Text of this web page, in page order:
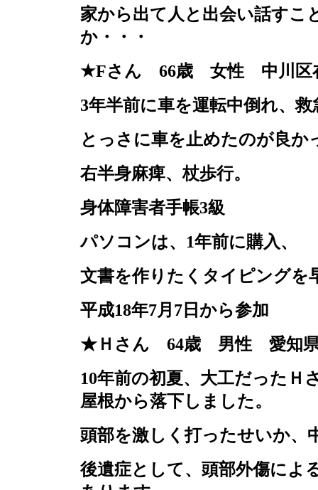
家から出て人と出会い話すこ
か・・・
★Fさん 66歳 女性 中川区
3年半前に車を運転中倒れ、
とっさに車を止めたのが良か
右半身麻痺、杖歩行。
身体障害者手帳3級
パソコンは、 1年前に購入、
文書を作りたくタイピングを
平成18年7月 7日から参加
★Ｈさん 64歳 男性 愛知県
10年前の初夏、大工だったＨ
屋根から落下しました。
頭部を激しく打ったせいか、
後遺症として、頭部外傷によ